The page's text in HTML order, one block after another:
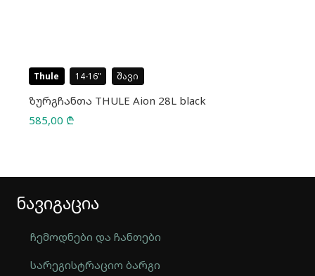
Thule 14-16 შავი
ზურგჩანთა THULE Aion 28L black
585,00 ₾
ნავიგაცია
ჩემოდნები და ჩანთები
სარეგისტრაციო ბარგი